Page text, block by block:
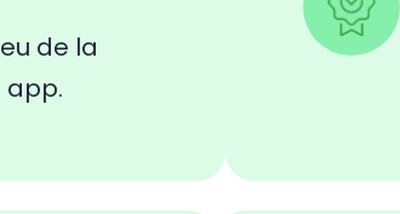
de la
app.